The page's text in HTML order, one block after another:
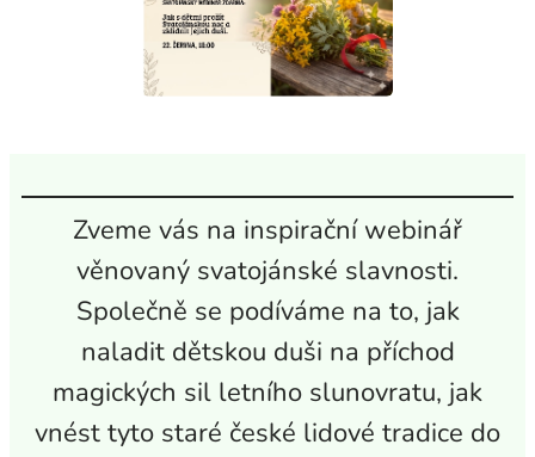
Zveme vás na inspirační webinář
věnovaný svatojánské slavnosti.
Společně se podíváme na to, jak
naladit dětskou duši na příchod
magických sil letního slunovratu, jak
vnést tyto staré české lidové tradice do